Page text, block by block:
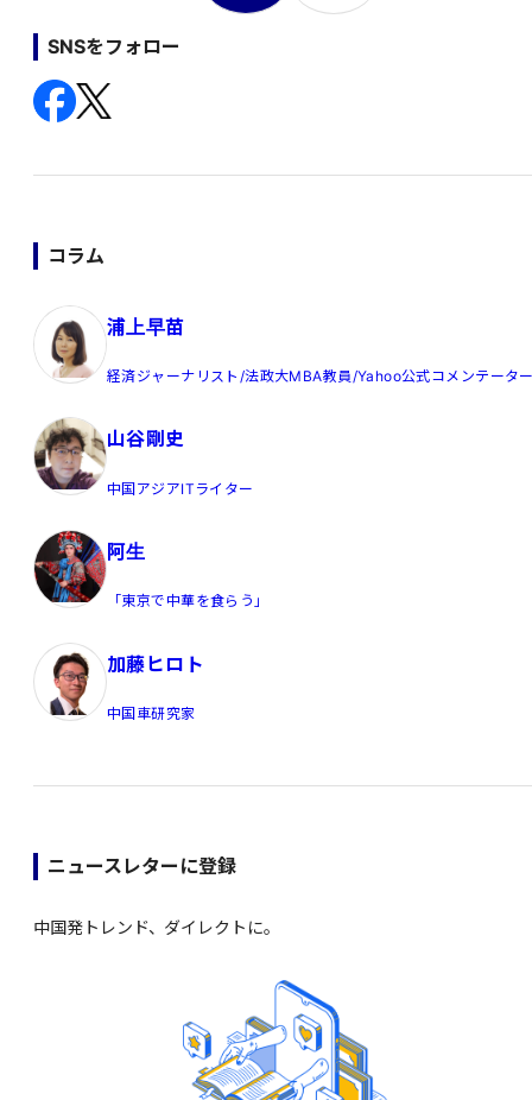
の
ペ
ー
ジ
り
SNSをフォロー
コラム
浦上早苗
経済ジャーナリスト/法政大MBA教員/Yahoo公式コメンテータ
山谷剛史
中国アジアITライター
阿生
「東京で中華を食らう」
加藤ヒロト
中国車研究家
ニュースレターに登録
中国発トレンド、ダイレクトに。